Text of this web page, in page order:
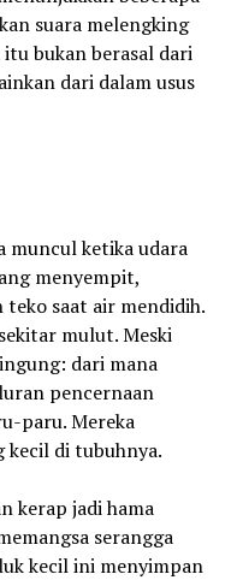
suara melengking
bukan berasal dari
dari dalam usus
muncul ketika udara
menyempit,
saat air mendidih.
mulut. Meski
dari mana
pencernaan
paru. Mereka
kecil di tubuhnya.
kerap jadi hama
serangga
kecil ini menyimpan